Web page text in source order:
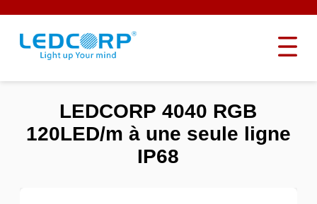
LEDCORP 4040 RGB
120LED/m à une seule ligne
IP68